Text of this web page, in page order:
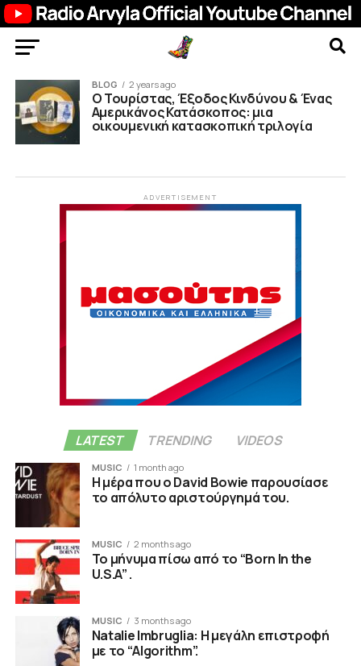
BLOG 2 years ago
Ο Τουρίστας, Έξοδος Κινδύνου & Ένας
Αμερικάνος Κατάσκοπος: μια
οικουμενική κατασκοπική τριλογία
ADVERTISEMENT
LATEST TRENDING VIDEOS
MUSIC 1 month ago
Η μέρα που ο David Bowie παρουσίασε
το απόλυτο αριστούργημά του.
MUSIC 2 months ago
Το μήνυμα πίσω από το “Born In the
U.S.A” .
MUSIC 3 months ago
Natalie Imbruglia: Η μεγάλη επιστροφή
με το “Algorithm”.